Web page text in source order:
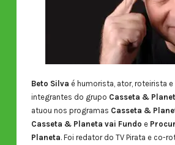
Beto Silva é humorista, ator, roteirista
integrantes do grupo Casseta &
atuou nos programas Casseta &
Casseta & Planeta vai Fundo e
Planeta. Foi redator do TV Pirata e co-